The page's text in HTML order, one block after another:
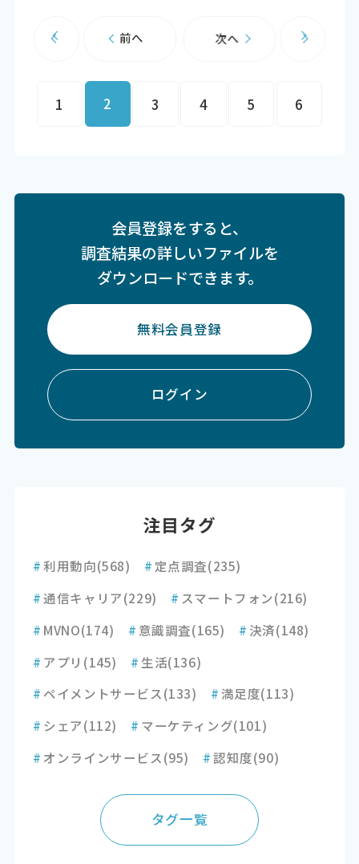
前へ
1 2 3 4 5 6
次へ
会員登録をすると、
調査結果の詳しいファイルを
ダウンロードできます。
無料会員登録
ログイン
注目タグ
#利用動向(568) # 定点調査(235)
#通信キャリア(229) # スマートフォン(216)
# MVNO(174) # 意識調査(165) # 決済(148)
# アプリ (145) # 生活(136)
# ペイメントサービス(133) #満足度(113)
# シェア(112) # マーケティング(101)
# オンラインサービス(95) #認知度(90)
タグ一覧